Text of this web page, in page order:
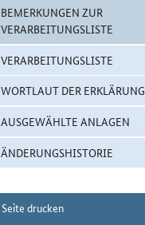
BEMERKUNGEN ZUR
VERARBEITUNGSLISTE
VERARBEITUNGSLISTE
WORTLAUT DER ERKLÄRUNG
AUSGEWÄHLTE ANLAGEN
ÄNDERUNGSHISTORIE
Seite drucken